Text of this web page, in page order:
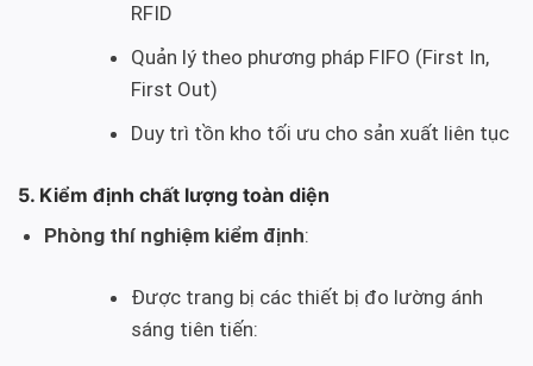
RFID
Quản lý theo phương pháp FIFO (First In,
First Out)
Duy trì tồn kho tối ưu cho sản xuất liên tục
5. Kiểm định chất lượng toàn diện
Phòng thí nghiệm kiểm định:
Được trang bị các thiết bị đo lường ánh
sáng tiên tiến: